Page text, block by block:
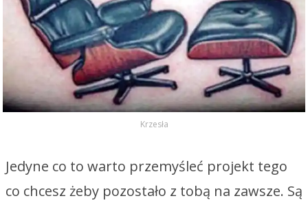
Krzesła
Jedyne co to warto przemyśleć projekt tego
co chcesz żeby pozostało z tobą na zawsze. Są